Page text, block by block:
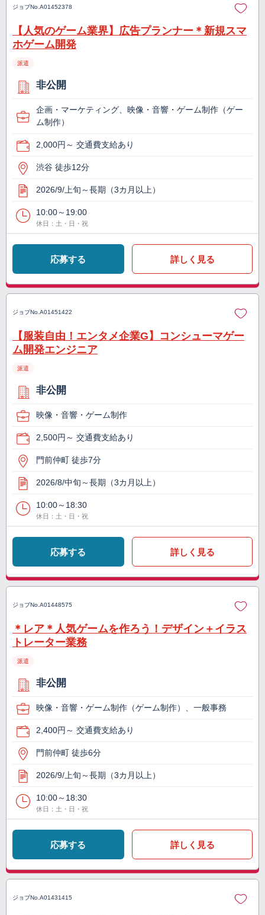
ジョブNo. A01452378
【人気のゲーム業界】広告プランナー＊新規スマ
ホゲーム開発
派遣
非公開
企画・マーケティング、映像・音響・ゲーム制作（ゲー
ム制作）
2,000円～ 交通費支給あり
渋谷 徒歩12分
2026/9/上旬～長期（3カ月以上）
10:00～19:00
休日：土・日・祝
応募する 詳しく見る
ジョブNo. A01451422
【服装自由！エンタメ企業G】コンシューマゲー
ム開発エンジニア
派遣
非公開
映像・音響・ゲーム制作
2,500円～ 交通費支給あり
門前仲町 徒歩7分
2026/8/中旬～長期（3カ月以上）
10:00～18:30
休日：土・日・祝
応募する 詳しく見る
ジョブNo. A01448575
＊レア＊人気ゲームを作ろう！デザイン＋イラス
トレーター業務
派遣
非公開
映像・音響・ゲーム制作（ゲーム制作）、一般事務
2,400円～ 交通費支給あり
門前仲町 徒歩6分
2026/9/上旬～長期（3カ月以上）
10:00～18:30
休日：土・日・祝
応募する 詳しく見る
ジョブNo. A01431415